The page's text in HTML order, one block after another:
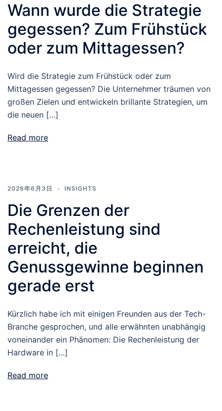
Wann wurde die Strategie
gegessen? Zum Frühstück
oder zum Mittagessen?
Wird die Strategie zum Frühstück oder zum
Mittagessen gegessen? Die Unternehmer träumen von
großen Zielen und entwickeln brillante Strategien, um
die neuen […]
Read more
2026年6月3日 INSIGHTS
Die Grenzen der
Rechenleistung sind
erreicht, die
Genussgewinne beginnen
gerade erst
Kürzlich habe ich mit einigen Freunden aus der Tech-
Branche gesprochen, und alle erwähnten unabhängig
voneinander ein Phänomen: Die Rechenleistung der
Hardware in […]
Read more